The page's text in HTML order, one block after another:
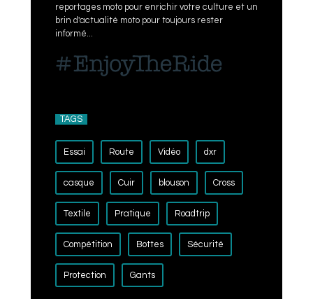
reportages moto pour enrichir votre culture et un
brin d'actualité moto pour toujours rester
informé...
TAGS
Essai Route Vidéo dxr
casque Cuir blouson Cross
Textile Pratique Roadtrip
Compétition Bottes Sécurité
Protection Gants